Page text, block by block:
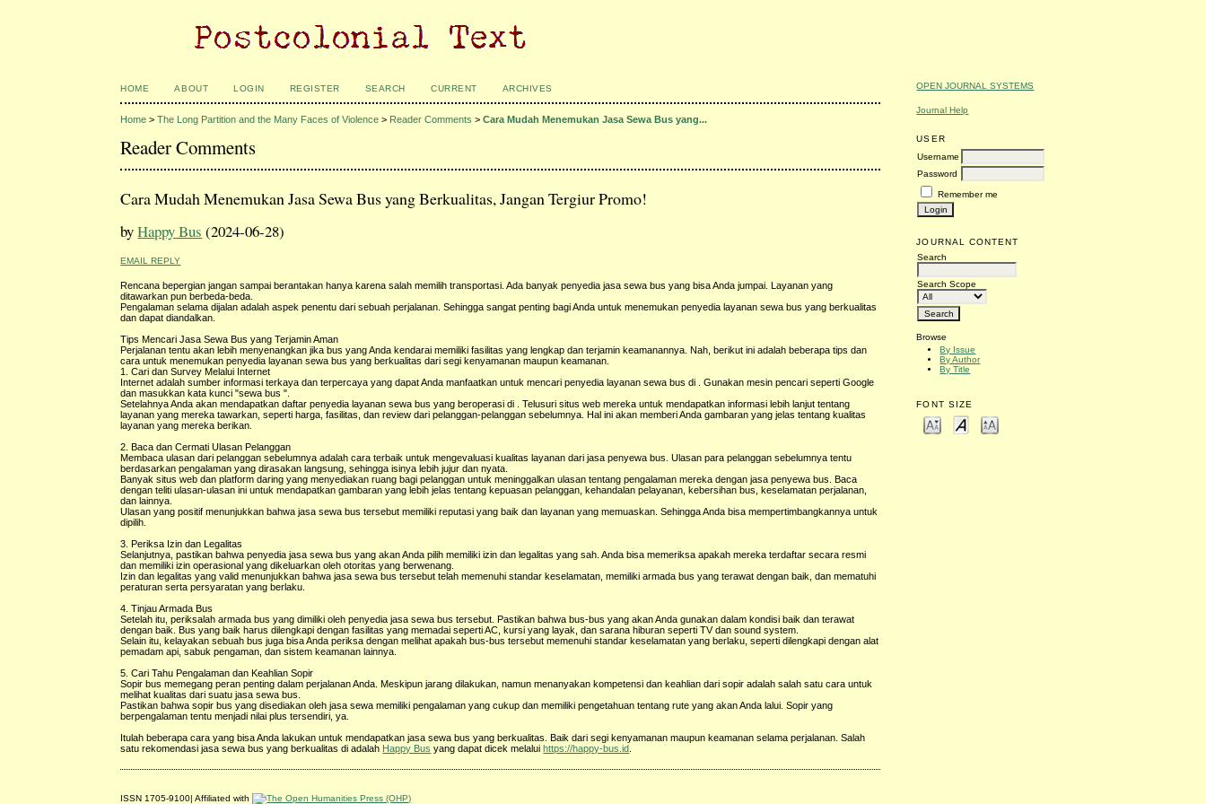
OPEN JOURNAL SYSTEMS
Journal Help
USER
Username
Password
Remember me
JOURNAL CONTENT
Search
Search Scope
Browse
By Issue
By Author
By Title
FONT SIZE
HOME ABOUT LOGIN REGISTER SEARCH CURRENT ARCHIVES
Home >The Long Partition and the Many Faces of Violence > Reader Comments >Cara Mudah Menemukan Jasa Sewa Bus yang...
Reader Comments
Cara Mudah Menemukan Jasa Sewa Bus yang Berkualitas, Jangan Tergiur Promo!
byHappy Bus (2024-06-28)
EMAIL REPLY
Rencana bepergian jangan sampai berantakan hanya karena salah memilih transportasi. Ada banyak penyedia jasa sewa bus yang bisa Anda jumpai. Layanan yang
ditawarkan pun berbeda-beda.
Pengalaman selama dijalan adalah aspek penentu dari sebuah perjalanan. Sehingga sangat penting bagi Anda untuk menemukan penyedia layanan sewa bus yang berkualitas
dan dapat diandalkan.
Tips Mencari Jasa Sewa Bus yang Terjamin Aman
Perjalanan tentu akan lebih menyenangkan jika bus yang Anda kendarai memiliki fasilitas yang lengkap dan terjamin keamanannya. Nah, berikut ini adalah beberapa tips dan
cara untuk menemukan penyedia layanan sewa bus yang berkualitas dari segi kenyamanan maupun keamanan.
1. Cari dan Survey Melalui Internet
Internet adalah sumber informasi terkaya dan terpercaya yang dapat Anda manfaatkan untuk mencari penyedia layanan sewa bus di . Gunakan mesin pencari seperti Google
dan masukkan kata kunci "sewa bus ".
Setelahnya Anda akan mendapatkan daftar penyedia layanan sewa bus yang beroperasi di . Telusuri situs web mereka untuk mendapatkan informasi lebih lanjut tentang
layanan yang mereka tawarkan, seperti harga, fasilitas, dan review dari pelanggan-pelanggan sebelumnya. Hal ini akan memberi Anda gambaran yang jelas tentang kualitas
layanan yang mereka berikan.
2. Baca dan Cermati Ulasan Pelanggan
Membaca ulasan dari pelanggan sebelumnya adalah cara terbaik untuk mengevaluasi kualitas layanan dari jasa penyewa bus. Ulasan para pelanggan sebelumnya tentu
berdasarkan pengalaman yang dirasakan langsung, sehingga isinya lebih jujur dan nyata.
Banyak situs web dan platform daring yang menyediakan ruang bagi pelanggan untuk meninggalkan ulasan tentang pengalaman mereka dengan jasa penyewa bus. Baca
dengan teliti ulasan-ulasan ini untuk mendapatkan gambaran yang lebih jelas tentang kepuasan pelanggan, kehandalan pelayanan, kebersihan bus, keselamatan perjalanan,
dan lainnya.
Ulasan yang positif menunjukkan bahwa jasa sewa bus tersebut memiliki reputasi yang baik dan layanan yang memuaskan. Sehingga Anda bisa mempertimbangkannya untuk
dipilih.
3. Periksa Izin dan Legalitas
Selanjutnya, pastikan bahwa penyedia jasa sewa bus yang akan Anda pilih memiliki izin dan legalitas yang sah. Anda bisa memeriksa apakah mereka terdaftar secara resmi
dan memiliki izin operasional yang dikeluarkan oleh otoritas yang berwenang.
Izin dan legalitas yang valid menunjukkan bahwa jasa sewa bus tersebut telah memenuhi standar keselamatan, memiliki armada bus yang terawat dengan baik, dan mematuhi
peraturan serta persyaratan yang berlaku.
4. Tinjau Armada Bus
Setelah itu, periksalah armada bus yang dimiliki oleh penyedia jasa sewa bus tersebut. Pastikan bahwa bus-bus yang akan Anda gunakan dalam kondisi baik dan terawat
dengan baik. Bus yang baik harus dilengkapi dengan fasilitas yang memadai seperti AC, kursi yang layak, dan sarana hiburan seperti TV dan sound system.
Selain itu, kelayakan sebuah bus juga bisa Anda periksa dengan melihat apakah bus-bus tersebut memenuhi standar keselamatan yang berlaku, seperti dilengkapi dengan alat
pemadam api, sabuk pengaman, dan sistem keamanan lainnya.
5. Cari Tahu Pengalaman dan Keahlian Sopir
Sopir bus memegang peran penting dalam perjalanan Anda. Meskipun jarang dilakukan, namun menanyakan kompetensi dan keahlian dari sopir adalah salah satu cara untuk
melihat kualitas dari suatu jasa sewa bus.
Pastikan bahwa sopir bus yang disediakan oleh jasa sewa memiliki pengalaman yang cukup dan memiliki pengetahuan tentang rute yang akan Anda lalui. Sopir yang
berpengalaman tentu menjadi nilai plus tersendiri, ya.
Itulah beberapa cara yang bisa Anda lakukan untuk mendapatkan jasa sewa bus yang berkualitas. Baik dari segi kenyamanan maupun keamanan selama perjalanan. Salah
satu rekomendasi jasa sewa bus yang berkualitas di adalah Happy Bus yang dapat dicek melaluihttps://happy-bus.id
ISSN 1705-9100| Affiliated with